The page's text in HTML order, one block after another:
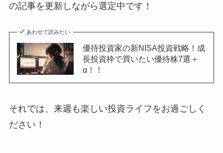
の記事を更新しながら選定中です！
あわせて読みたい
優待投資家の新NISA投資戦略！成
長投資枠で買いたい優待株7選＋
α！！
それでは、来週も楽しい投資ライフをお過ごしく
ださい！